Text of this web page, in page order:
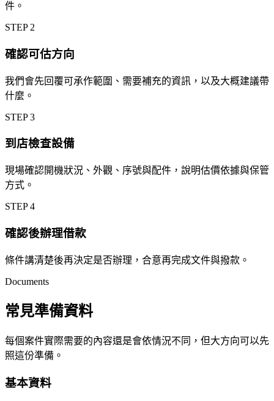
件。
STEP 2
確認可估方向
我們會先回覆可承作範圍、需要補充的資訊，以及大概建議帶
什麼。
STEP3
到店檢查設備
現場確認開機狀況、外觀、序號與配件，說明估價依據與保管
方式。
STEP4
確認後辦理借款
條件講清楚後再決定是否辦理，合意再完成文件與撥款。
Documents
常見準備資料
每個案件實際需要的內容還是會依情況不同，但大方向可以先
照這份準備。
基本資料